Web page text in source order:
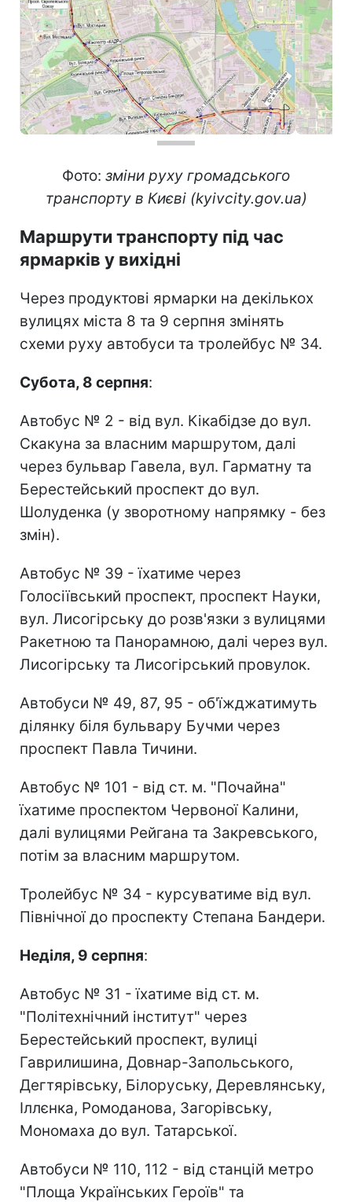
Фото: зміни руху громадського
транспорту в Києві (kyivcity.gov.ua)
Маршрути транспорту під час
ярмарків у вихідні
Через продуктові ярмарки на декількох
вулицях міста 8 та 9 серпня змінять
схеми руху автобуси та тролейбус № 34.
Субота, 8 серпня:
Автобус № 2 - від вул. Кікабідзе до вул.
Скакуна за власним маршрутом, далі
через бульвар Гавела, вул. Гарматну та
Берестейський проспект до вул.
Шолуденка (у зворотному напрямку - без
змін).
Автобус № 39 - їхатиме через
Голосіївський проспект, проспект Науки,
вул. Лисогірську до розв'язки з вулицями
Ракетною та Панорамною, далі через вул.
Лисогірську та Лисогірський провулок.
Автобуси № 49, 87, 95 - об'їжджатимуть
ділянку біля бульвару Бучми через
проспект Павла Тичини.
Автобус № 101 - від ст. м. "Почайна"
їхатиме проспектом Червоної Калини,
далі вулицями Рейгана та Закревського,
потім за власним маршрутом.
Тролейбус № 34 - курсуватиме від вул.
Північної до проспекту Степана Бандери.
Неділя, 9 серпня:
Автобус № 31 - їхатиме від ст. м.
"Політехнічний інститут" через
Берестейський проспект, вулиці
Гаврилишина, Довнар-Запольського,
Дегтярівську, Білоруську, Деревлянську,
Іллєнка, Ромоданова, Загорівську,
Мономаха до вул. Татарської.
Автобуси № 110, 112 - від станцій метро
"Площа Українських Героїв" та